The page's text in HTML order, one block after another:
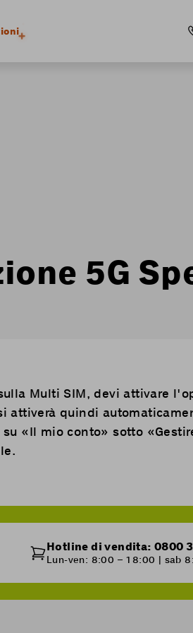
5G
Multi SIM, devi attivare
attiverà quindi
«Il mio conto» sotto
.
Hotline di vendita: 0800
Lun-ven: 8:00 – 18:00 | sab